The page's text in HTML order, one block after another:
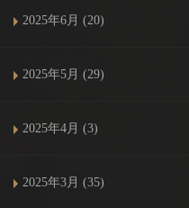
2025年6月 (20)
2025年5月 (29)
2025年4月 (3)
2025年3月 (35)